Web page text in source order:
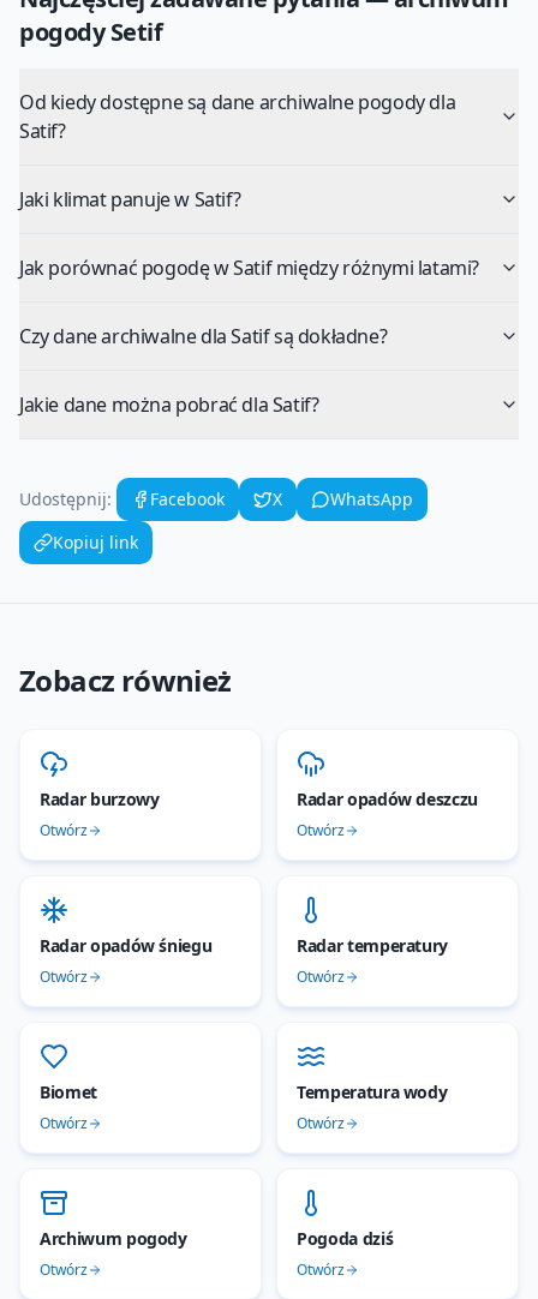
pogodySetif
Od kiedy dostępne są dane archiwalne pogody dla
Satif?
Jaki klimat panuje w Satif?
Jak porównać pogodę w Satif między różnymi latami?
Czy dane archiwalne dla Satif są dokładne?
Jakie dane można pobrać dla Satif?
Udostępnij: Facebook X
WhatsApp
Kopiuj link
Zobacz również
Radar burzowy
Otwórz
Radar opadów deszczu
Otwórz
Radar opadów śniegu
Otwórz
Radar temperatury
Otwórz
Biomet
Otwórz
Temperatura wody
Otwórz
Archiwum pogody
Otwórz
Pogoda dziś
Otwórz